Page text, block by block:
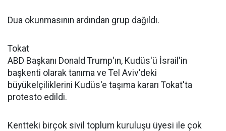
Dua okunmasının ardından grup dağıldı.
Tokat
ABD Başkanı Donald Trump'ın, Kudüs'ü İsrail'in
başkenti olarak tanıma ve Tel Aviv'deki
büyükelçiliklerini Kudüs'e taşıma kararı Tokat'ta
protesto edildi.
Kentteki birçok sivil toplum kuruluşu üyesi ile çok